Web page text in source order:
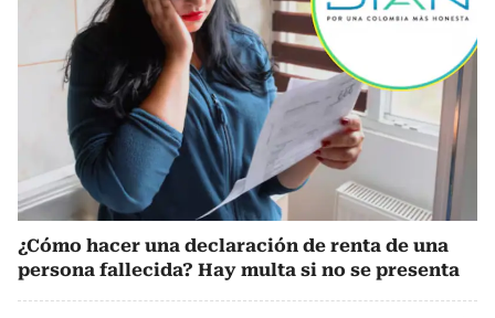
¿Cómo hacer una declaración de renta de una
persona fallecida? Hay multa si no se presenta